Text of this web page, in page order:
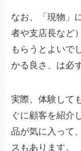
なお、「現物」
者や支店長など
もらうとよいで
かる良さ、は必
実際、体験して
ぐに顧客を紹介
品が気に入って
スもあります。